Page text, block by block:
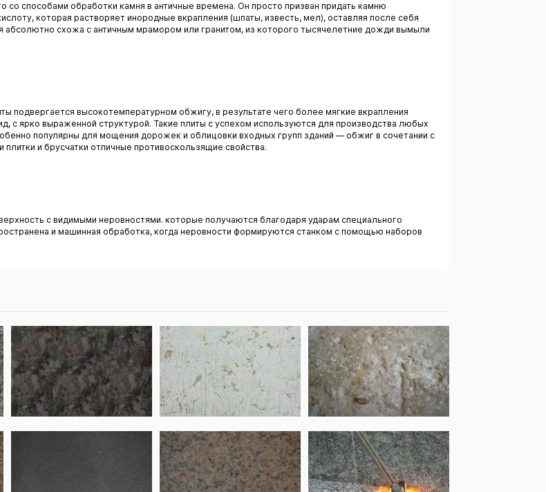
способами обработки камня в античные времена. Он просто призван придать камню
которая растворяет инородные вкрапления (шпаты, известь, мел), оставляя после себя
абсолютно схожа с античным мрамором или гранитом, из которого тысячелетние дожди вымыли
подвергается высокотемпературном обжигу, в результате чего более мягкие вкрапления
с ярко выраженной структурой. Такие плиты с успехом используются для производства любых
популярны для мощения дорожек и облицовки входных групп зданий — обжиг в сочетании с
и брусчатки отличные противоскользящие свойства.
с видимыми неровностями. которые получаются благодаря ударам специального
и машинная обработка, когда неровности формируются станком с помощью наборов